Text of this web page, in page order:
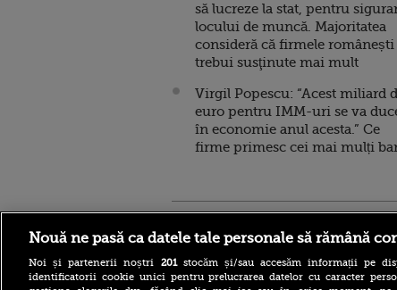
să lucreze la stat, pentru
locului de muncă. Majoritatea
consideră că firmele românești
trebui susţinute mai mult
Virgil Popescu: “Acest miliard
euro pentru IMM-uri se va
în economie anul acesta.” Ce
firme primesc cei mai mulți
Nouă ne pasă ca datele tale personale să rămână
Noi și partenerii noștri 201stocăm și/sau accesăm informații pe
identificatorii cookie unici pentru prelucrarea datelor cu caracter